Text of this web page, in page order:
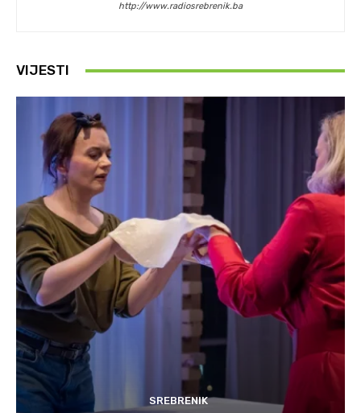
http://www.radiosrebrenik.ba
VIJESTI
SREBRENIK